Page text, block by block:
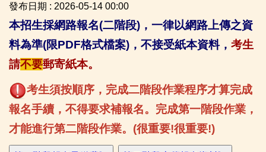
下載報到通知單
網路聲明放棄
歷年錄取標準/實際遞補情形
招生簡章
各系所特色及課程規劃
發布日期 : 2026-05-14 00:00
本招生採網路報名(二階段)，一律以網路上傳之資
料為準(限PDF格式檔案)，不接受紙本資料， 考生
請不要郵寄紙本。
考生須按順序，完成二階段作業程序才算完成
報名手續，不得要求補報名。完成第一階段作業，
才能進行第二階段作業。(很重要!很重要!)